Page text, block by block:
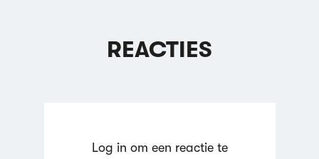
REACTIES
Log in om een reactie te